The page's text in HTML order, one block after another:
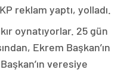
reklam yaptı, yolladı.
oynatıyorlar. 25 gün
Ekrem Başkan’ın
veresiye